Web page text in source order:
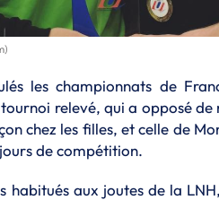
les championnats de
relevé, qui a opposé
chez les filles, et celle de
de compétition.
habitués aux joutes de la